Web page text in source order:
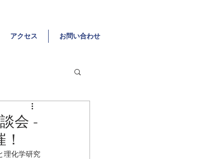
アクセス お問い合わせ
会 -
理化学研究